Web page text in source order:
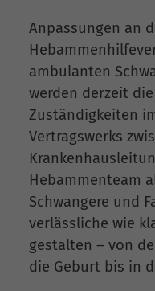
Anpassungen an
ambulanten
werden derzeit
Zuständigkeiten
Vertragswerks
Hebammenteam
Schwangere und
verlässliche wie
gestalten – von
die Geburt bis in